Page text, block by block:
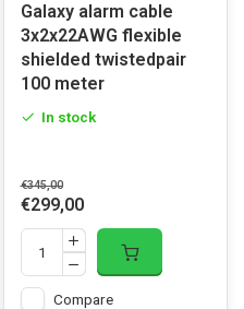
Galaxy alarm cable
3x2x22AWG flexible
shielded twistedpair
100 meter
In stock
€345,00
€299,00
Compare